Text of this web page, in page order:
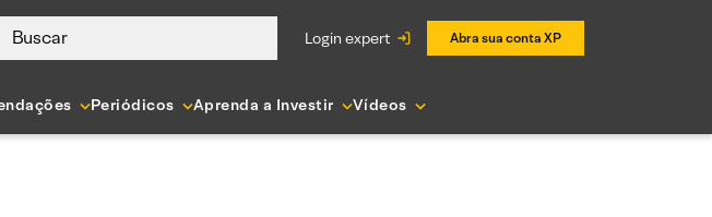
Buscar login expert Abra sua conta XP
Periódicos Aprenda a Investir Vídeos